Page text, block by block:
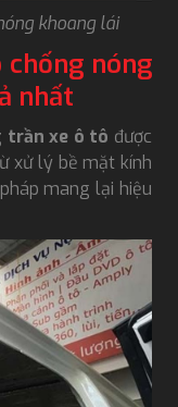
khoang lái
chống nóng
nhất
trần xe ô tô được
xử lý bề mặt kính
mang lại hiệu